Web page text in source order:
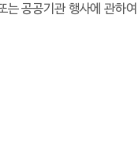
는 공공기관 행사에 관하